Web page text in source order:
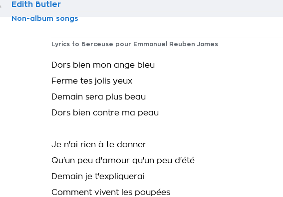
Edith Butler
Non-album songs
Lyrics to Berceuse pour Emmanuel Reuben James
Dors bien mon ange bleu
Ferme tes jolis yeux
Demain sera plus beau
Dors bien contre ma peau
Je n'ai rien à te donner
Qu'un peu d'amour qu'un peu d'été
Demain je t'expliquerai
Comment vivent les poupées